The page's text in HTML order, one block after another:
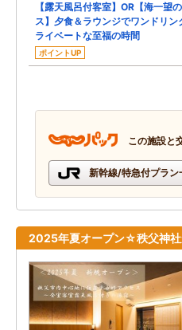
【露天風呂付客室】OR【海一望
ス】夕食＆ラウンジでワンドリ
ライベートな至福の時間
ポイントUP
この施設と
新幹線/特急付プラン
2025年夏オープン☆秩父神社